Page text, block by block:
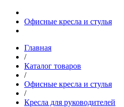
Офисные кресла и стулья
Главная
/
Каталог товаров
/
Офисные кресла и стулья
/
Кресла для руководителей